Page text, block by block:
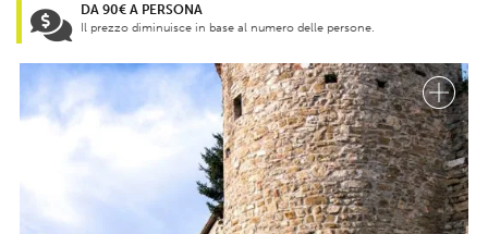
DA 90€ A PERSONA
Il prezzo diminuisce in base al numero delle persone.